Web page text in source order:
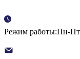
Режим работы:Пн-